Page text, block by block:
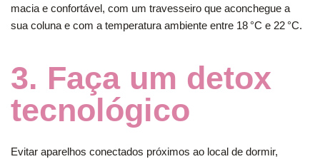
macia e confortável, com um travesseiro que aconchegue a
sua coluna e com a temperatura ambiente entre 18 °C e 22 °C.
3. Faça um detox
tecnológico
Evitar aparelhos conectados próximos ao local de dormir,